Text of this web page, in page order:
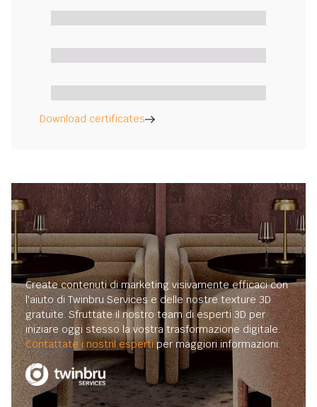
Download certificates
Create contenuti di marketing visivamente efficaci con
l'aiuto di Twinbru Services e delle nostre texture 3D
gratuite. Sfruttate il nostro team di esperti 3D per
iniziare oggi stesso la vostra trasformazione digitale.
Contattate i nostril espertiper maggiori informazioni.